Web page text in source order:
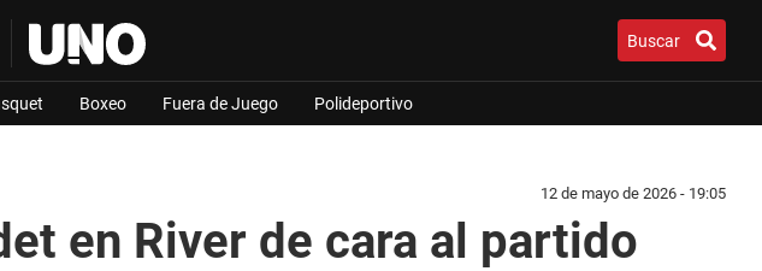
Buscar
Boxeo Fuera de Juego Polideportivo
12 de mayo de 2026 - 19:05
en River de cara al partido